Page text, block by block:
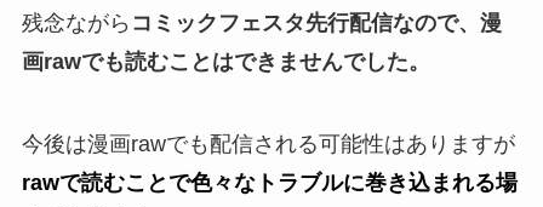
残念ながら コミックフェスタ先行配信なので、漫
画rawでも読むことはできませんでした。
今後は漫画rawでも配信される可能性はありますが
rawで読むことで色々なトラブルに巻き込まれる場